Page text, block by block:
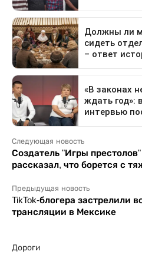
Следующая новость
Создатель "Игры
рассказал, что борется с
Предыдущая новость
TikTok-блогера застрелили
трансляции в Мексике
Дороги